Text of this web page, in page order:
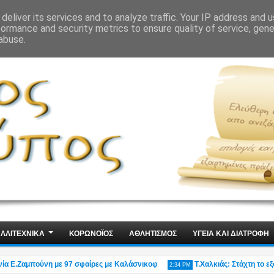
ΚΟΡΩΝΟΪΟΣ ΑΘΛΗΤΙΣΜΟΣ ΥΓΕΙΑ ΚΑΙ ΔΙΑΤΡΟΦΗ
με 97 σφαίρες με Καλάσνικοφ 2:34 PM Τ.Χαλκιάς: Στάχτη το
its services and to analyze traffic. Your IP address and
and security metrics to ensure quality of service,